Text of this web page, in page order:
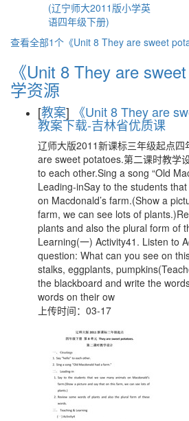
(辽宁师大2011版小学英
语四年级下册)
查看全部1个《Unit 8 They are sweet
《Unit 8 They are
学资源
[教案] 《Unit 8 They are
教案下载-吉林省优质课
辽师大版2011新课标三年级起点
are sweet potatoes.第二课时教学
to each other.Sing a song “Old
Leading-inSay to the students
on Macdonald’s farm.(Show a
farm, we can see lots of
plants and also the plural form of
Learning(一) Activity41. Listen to
question: What can you see on
stalks, eggplants,
the blackboard and write the
words on their ow
上传时间：03-17